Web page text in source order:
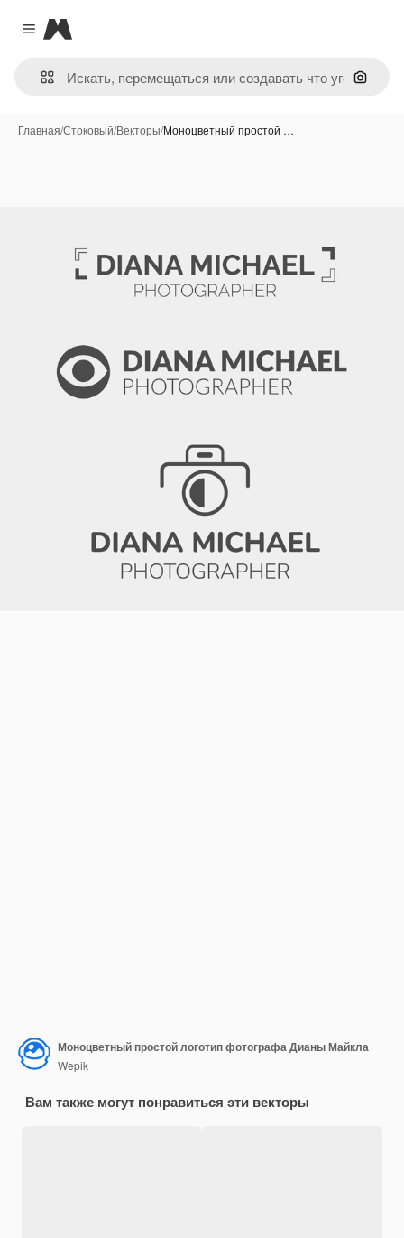
Close menu
Magnific
Поиск
Главная/Стоковый/Векторы/Моноцветный простой …
Моноцветный простой логотип фотографа Дианы Майкла
Wepik
Вам также могут понравиться эти векторы